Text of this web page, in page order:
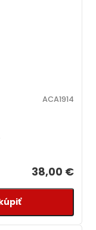
ACA1914
38,00 €